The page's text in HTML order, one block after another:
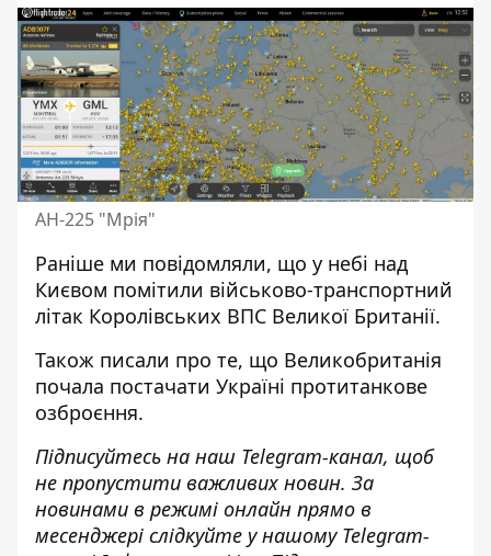
АН-225 "Мрія"
Раніше ми повідомляли, що у небі над
Києвом помітили військово-транспортний
літак Королівських ВПС Великої Британії.
Також писали про те, що Великобританія
почала постачати Україні протитанкове
озброєння.
Підписуйтесь на наш Telegram-канал, щоб
не пропустити важливих новин. За
новинами в режимі онлайн прямо в
месенджері слідкуйте у нашому Telegram-